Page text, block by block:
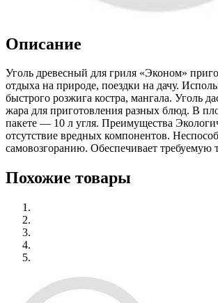
Описание
Уголь древесный для гриля «Эконом»
отдыха на природе, поездки на дачу.
быстрого розжига костра, мангала. Уголь
жара для приготовления разных блюд. В
пакете — 10 л угля. Преимущества
отсутствие вредных компонентов.
самовозгоранию. Обеспечивает требуемую
Похожие товары